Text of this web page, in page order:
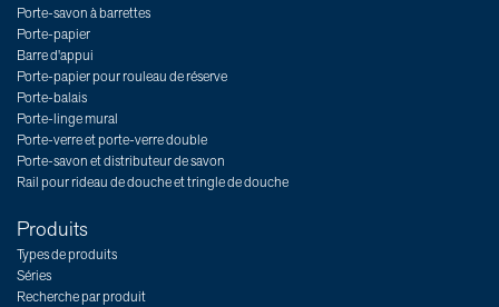
Porte-savon à barrettes
Porte-papier
Barre d'appui
Porte-papier pour rouleau de réserve
Porte-balais
Porte-linge mural
Porte-verre et porte-verre double
Porte-savon et distributeur de savon
Rail pour rideau de douche et tringle de douche
Produits
Types de produits
Séries
Recherche par produit